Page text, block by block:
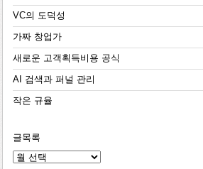
VC의 도덕성
가짜 창업가
새로운 고객획득비용 공식
AI 검색과 퍼널 관리
작은 규율
글목록
글